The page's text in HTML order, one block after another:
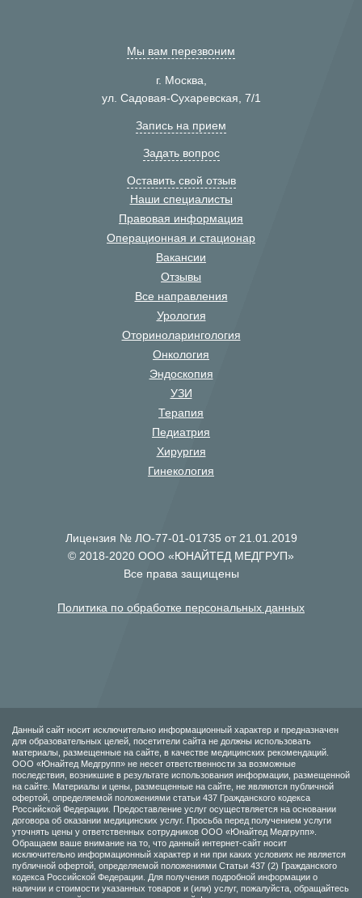
Мы вам перезвоним
г. Москва,
ул. Садовая-Сухаревская, 7/1
Запись на прием
Задать вопрос
Оставить свой отзыв
Наши специалисты
Правовая информация
Операционная и стационар
Вакансии
Отзывы
Все направления
Урология
Оториноларингология
Онкология
Эндоскопия
УЗИ
Терапия
Педиатрия
Хирургия
Гинекология
Лицензия № ЛО-77-01-01735 от 21.01.2019
© 2018-2020 ООО «ЮНАЙТЕД МЕДГРУП»
Все права защищены
Политика по обработке персональных данных
Данный сайт носит исключительно информационный характер и предназначен
для образовательных целей, посетители сайта не должны использовать
материалы, размещенные на сайте, в качестве медицинских рекомендаций.
ООО «Юнайтед Медгрупп» не несет ответственности за возможные
последствия, возникшие в результате использования информации, размещенной
на сайте. Материалы и цены, размещенные на сайте, не являются публичной
офертой, определяемой положениями статьи 437 Гражданского кодекса
Российской Федерации. Предоставление услуг осуществляется на основании
договора об оказании медицинских услуг. Просьба перед получением услуги
уточнять цены у ответственных сотрудников ООО «Юнайтед Медгрупп».
Обращаем ваше внимание на то, что данный интернет-сайт носит
исключительно информационный характер и ни при каких условиях не является
публичной офертой, определяемой положениями Статьи 437 (2) Гражданского
кодекса Российской Федерации. Для получения подробной информации о
наличии и стоимости указанных товаров и (или) услуг, пожалуйста, обращайтесь